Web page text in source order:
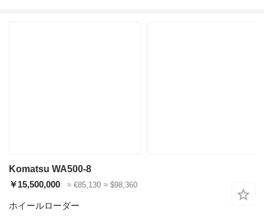
Komatsu WA500-8
￥15,500,000
≈ €85,130 ≈ $98,360
ホイールローダー